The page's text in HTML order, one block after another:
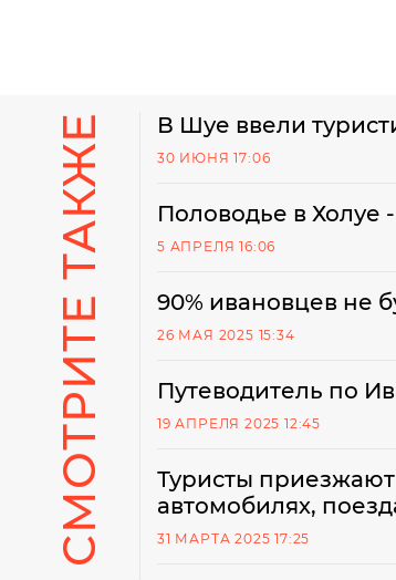
СМОТРИТЕ ТАКЖЕ В Шуе ввели
30 ИЮНЯ 17:06
Половодье в Холуе
5 АПРЕЛЯ 16:06
90% ивановцев не
26 МАЯ 2025 15:34
Путеводитель по
19 АПРЕЛЯ 2025 12:45
Туристы
автомобилях,
31 МАРТА 2025 17:25